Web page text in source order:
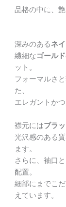
品格の中に、艶
深みのあるネ
繊細なゴール
ット。
フォーマルさ
た、
エレガントか
襟元にはブラ
光沢感のある
ます。
さらに、袖口
配置。
細部にまでこ
えています。